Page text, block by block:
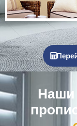
Наши